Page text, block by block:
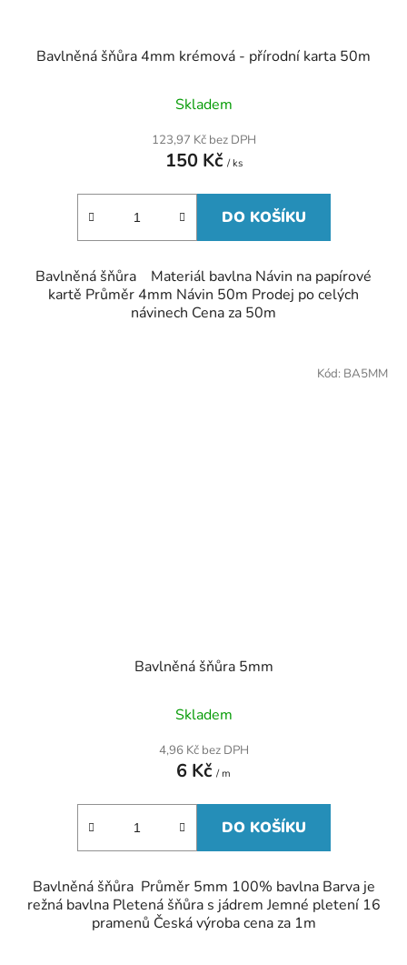
Bavlněná šňůra 4mm krémová - přírodní karta 50m
Skladem
123,97 Kč bez DPH
150 Kč / ks
DO KOŠÍKU
Bavlněná šňůra Materiál bavlna Návin na papírové
kartě Průměr 4mm Návin 50m Prodej po celých
návinech Cena za 50m
Bavlněná šňůra 5mm
Skladem
4,96 Kč bez DPH
6 Kč / m
DO KOŠÍKU
Bavlněná šňůra Průměr 5mm 100% bavlna Barva je
režná bavlna Pletená šňůra s jádrem Jemné pletení 16
pramenů Česká výroba cena za 1m
Kód: BA5MM